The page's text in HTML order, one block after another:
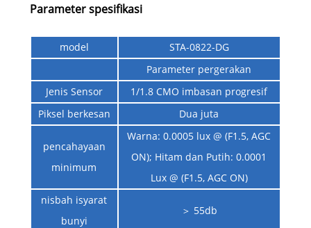
Parameter spesifikasi
model
STA-0822-DG
Parameter pergerakan
Jenis Sensor
1/1.8 CMO imbasan progresif
Piksel berkesan
Dua juta
pencahayaan
minimum
Warna: 0.0005 lux @ (F1.5, AGC
ON); Hitam dan Putih: 0.0001
Lux @ (F1.5, AGC ON)
nisbah isyarat
bunyi
＞ 55db